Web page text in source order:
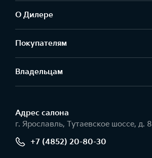
О Дилере
Покупателям
Владельцам
Адрес салонa
г. Ярославль, Тутаевское шоссе, д. 8
+7 (4852) 20-80-30